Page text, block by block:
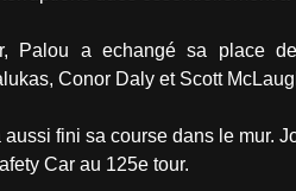
Palou a echangé sa place
Conor Daly et Scott
fini sa course dans le mur.
Car au 125e tour.